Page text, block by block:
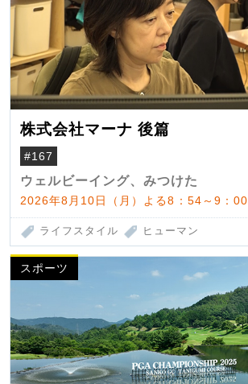
株式会社マーナ 後篇
#167
ウェルビーイング、みつけた
2026年8月10日（月）よる8：54～9：00
ライフスタイル ヒューマン
スポーツ